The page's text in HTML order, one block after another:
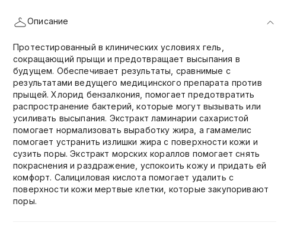
Описание
Протестированный в клинических условиях гель,
сокращающий прыщи и предотвращает высыпания в
будущем. Обеспечивает результаты, сравнимые с
результатами ведущего медицинского препарата против
прыщей. Хлорид бензалкония, помогает предотвратить
распространение бактерий, которые могут вызывать или
усиливать высыпания. Экстракт ламинарии сахаристой
помогает нормализовать выработку жира, а гамамелис
помогает устранить излишки жира с поверхности кожи и
сузить поры. Экстракт морских кораллов помогает снять
покраснения и раздражение, успокоить кожу и придать ей
комфорт. Салициловая кислота помогает удалить с
поверхности кожи мертвые клетки, которые закупоривают
поры.